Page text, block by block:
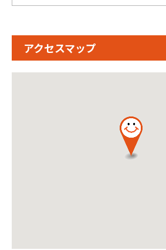
アクセスマップ